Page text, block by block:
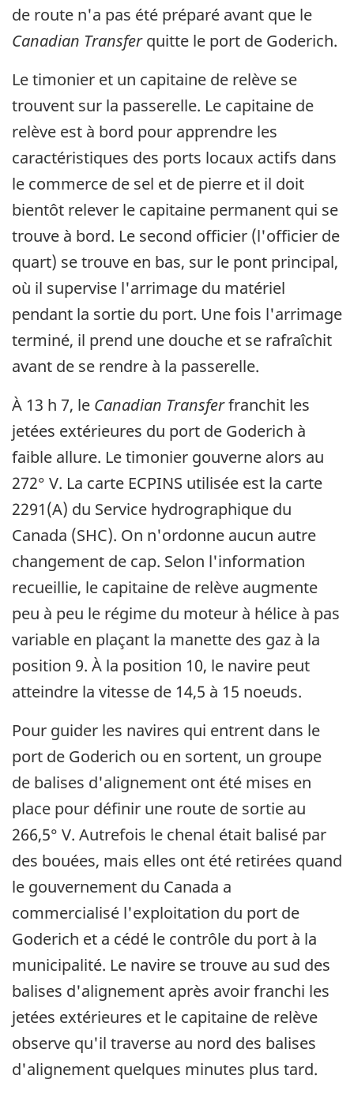
de route n'a pas été préparé avant que le
Canadian Transferquitte le port de Goderich.
Le timonier et un capitaine de relève se
trouvent sur la passerelle. Le capitaine de
relève est à bord pour apprendre les
caractéristiques des ports locaux actifs dans
le commerce de sel et de pierre et il doit
bientôt relever le capitaine permanent qui se
trouve à bord. Le second officier (l'officier de
quart) se trouve en bas, sur le pont principal,
où il supervise l'arrimage du matériel
pendant la sortie du port. Une fois l'arrimage
terminé, il prend une douche et se rafraîchit
avant de se rendre à la passerelle.
À 13 h 7, le Canadian Transferfranchit les
jetées extérieures du port de Goderich à
faible allure. Le timonier gouverne alors au
272° V. La carte ECPINS utilisée est la carte
2291(A) du Service hydrographique du
Canada (SHC). On n'ordonne aucun autre
changement de cap. Selon l'information
recueillie, le capitaine de relève augmente
peu à peu le régime du moteur à hélice à pas
variable en plaçant la manette des gaz à la
position 9. À la position 10, le navire peut
atteindre la vitesse de 14,5 à 15 noeuds.
Pour guider les navires qui entrent dans le
port de Goderich ou en sortent, un groupe
de balises d'alignement ont été mises en
place pour définir une route de sortie au
266,5° V. Autrefois le chenal était balisé par
des bouées, mais elles ont été retirées quand
le gouvernement du Canada a
commercialisé l'exploitation du port de
Goderich et a cédé le contrôle du port à la
municipalité. Le navire se trouve au sud des
balises d'alignement après avoir franchi les
jetées extérieures et le capitaine de relève
observe qu'il traverse au nord des balises
d'alignement quelques minutes plus tard.